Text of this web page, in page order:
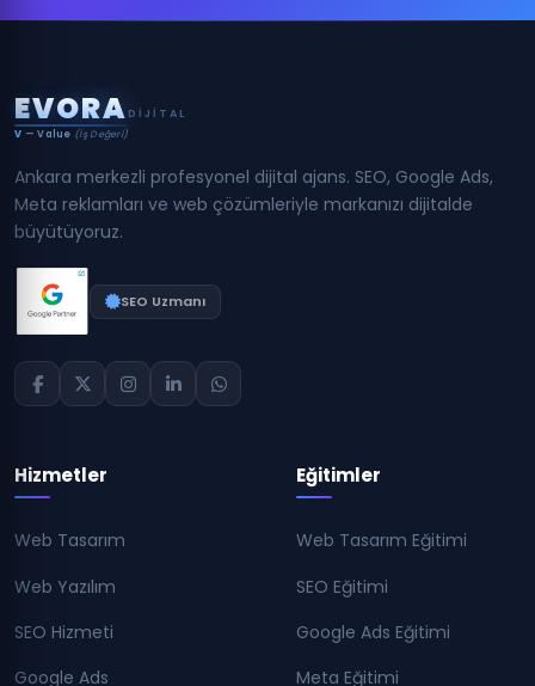
EVORA DIJITAL
V — Value (İş Değeri)
Ankara merkezli profesyonel dijital ajans. SEO, Google Ads,
Meta reklamları ve web çözümleriyle markanızı dijitalde
büyütüyoruz.
SEO Uzmanı
Hizmetler
Web Tasarım
Web Yazılım
SEO Hizmeti
Google Ads
Eğitimler
Web Tasarım Eğitimi
SEO Eğitimi
Google Ads Eğitimi
Meta Eğitimi